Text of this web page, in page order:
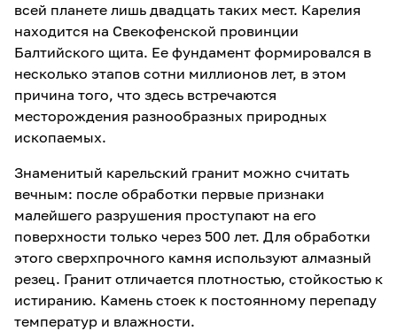
всей планете лишь двадцать таких мест. Карелия
находится на Свекофенской провинции
Балтийского щита. Ее фундамент формировался в
несколько этапов сотни миллионов лет, в этом
причина того, что здесь встречаются
месторождения разнообразных природных
ископаемых.
Знаменитый карельский гранит можно считать
вечным: после обработки первые признаки
малейшего разрушения проступают на его
поверхности только через 500 лет. Для обработки
этого сверхпрочного камня используют алмазный
резец. Гранит отличается плотностью, стойкостью к
истиранию. Камень стоек к постоянному перепаду
температур и влажности.